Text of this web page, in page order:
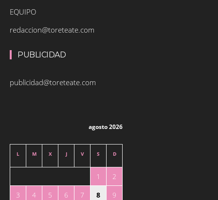
EQUIPO
redaccion@toreteate.com
PUBLICIDAD
publicidad@toreteate.com
agosto 2026
L M X J V S D
1
2
3
4 5 6 7 8
9